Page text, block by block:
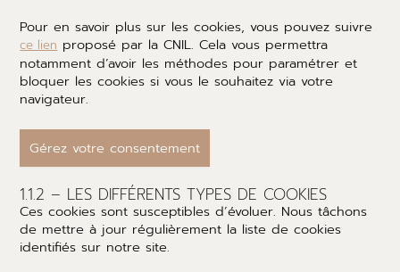
Pour en savoir plus sur les cookies, vous pouvez suivre
ce lien proposé par la CNIL. Cela vous permettra
notamment d’avoir les méthodes pour paramétrer et
bloquer les cookies si vous le souhaitez via votre
navigateur.
Gérez votre consentement
1.1.2 – LES DIFFÉRENTS TYPES DE COOKIES
Ces cookies sont susceptibles d’évoluer. Nous tâchons
de mettre à jour régulièrement la liste de cookies
identifiés sur notre site.